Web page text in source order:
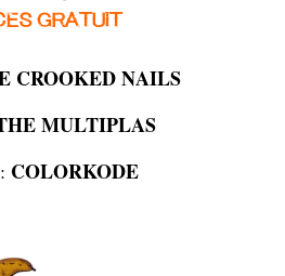
GRATUIT
CROOKED NAILS
MULTIPLAS
COLORKODE